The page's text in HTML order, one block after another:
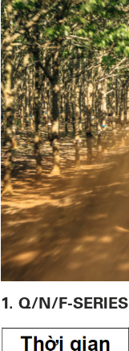
1. Q/N/F-SERIES